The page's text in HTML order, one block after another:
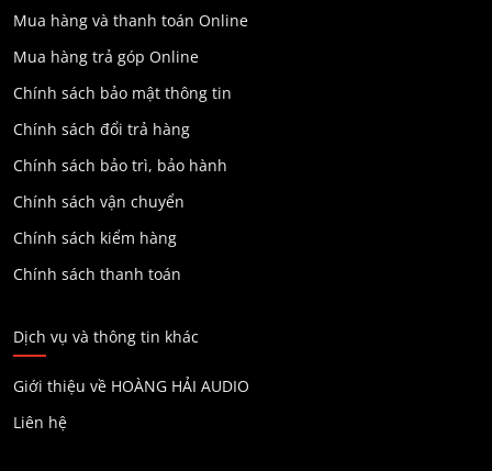
Mua hàng và thanh toán Online
Mua hàng trả góp Online
Chính sách bảo mật thông tin
Chính sách đổi trả hàng
Chính sách bảo trì, bảo hành
Chính sách vận chuyển
Chính sách kiểm hàng
Chính sách thanh toán
Dịch vụ và thông tin khác
Giới thiệu về HOÀNG HẢI AUDIO
Liên hệ